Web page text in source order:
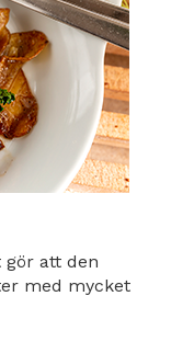
gör att den
med mycket